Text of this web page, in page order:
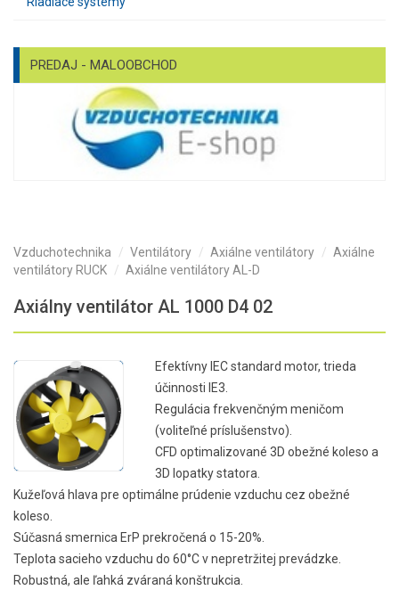
PREDAJ - MALOOBCHOD
Vzduchotechnika Ventilátory Axiálne ventilátory
Axiálne
ventilátory RUCK
Axiálne ventilátory AL-D
Axiálny ventilátor AL 1000 D4 02
Efektívny IEC standard motor, trieda
účinnosti IE3.
Regulácia frekvenčným meničom
(voliteľné príslušenstvo).
CFD optimalizované 3D obežné koleso a
3D lopatky statora.
Kužeľová hlava pre optimálne prúdenie vzduchu cez obežné
koleso.
Súčasná smernica ErP prekročená o 15-20%.
Teplota sacieho vzduchu do 60°C v nepretržitej prevádzke.
Robustná, ale ľahká zváraná konštrukcia.